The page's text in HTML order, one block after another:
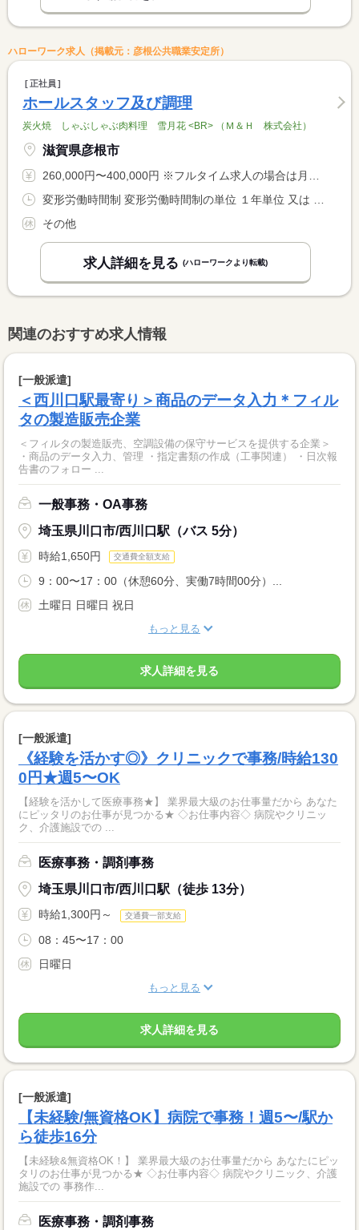
ハローワーク求人（掲載元：彦根公共職業安定所）
正社員
ホールスタッフ及び調理
炭火焼 しゃぶしゃぶ肉料理 雪月花 <BR> （Ｍ＆Ｈ 株式会社）
滋賀県彦根市
260,000円〜400,000円 ※フルタイム求人の場合は月額（換算額）、パート求人の場合は時間額を表示しています。
その他
求人詳細を見る (ハローワークより転載)
関連のおすすめ求人情報
[一般派遣]
＜西川口駅最寄り＞商品のデータ入力＊フィル
タの製造販売企業
＜フィルタの製造販売、空調設備の保守サービスを提供する企業＞
・商品のデータ入力、管理 ・指定書類の作成（工事関連） ・日次報
告書のフォロー ...
一般事務・OA事務
埼玉県川口市/西川口駅（バス 5分）
時給1,650円 交通費全額支給
9：00〜17：00（休憩60分、実働7時間00分）...
土曜日 日曜日 祝日
もっと見る
求人詳細を見る
[一般派遣]
《経験を活かす◎》クリニックで事務/時給130
0円★週5〜OK
【経験を活かして医療事務★】 業界最大級のお仕事量だから あなた
にピッタリのお仕事が見つかる★ ◇お仕事内容◇ 病院やクリニッ
ク、介護施設での ...
医療事務・調剤事務
埼玉県川口市/西川口駅（徒歩 13分）
時給1,300円～ 交通費一部支給
08：45〜17：00
日曜日
もっと見る
求人詳細を見る
[一般派遣]
【未経験/無資格OK】病院で事務！週5〜/駅か
ら徒歩16分
【未経験&無資格OK！】 業界最大級のお仕事量だから あなたにピッ
タリのお仕事が見つかる★ ◇お仕事内容◇ 病院やクリニック、介護
施設での 事務作...
医療事務・調剤事務